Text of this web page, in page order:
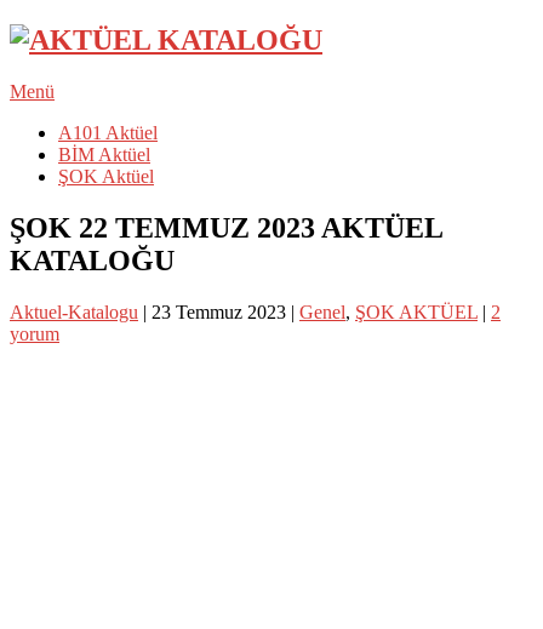
Menü
A101 Aktüel
BİM Aktüel
ŞOK Aktüel
ŞOK 22 TEMMUZ 2023 AKTÜEL
KATALOĞU
Aktuel-Katalogu | 23 Temmuz 2023 | Genel, ŞOK AKTÜEL | 2
yorum